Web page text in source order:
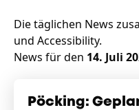
Newsreader
Die täglichen News
und Accessibility.
News für den 14. Juli
Pöcking: